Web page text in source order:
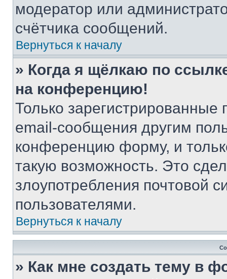
модератор или
счётчика сообщений.
Вернуться к началу
» Когда я щёлкаю по
на конференцию!
Только зарегистрированные
email-сообщения другим
конференцию форму, и
такую возможность. Это
злоупотребления почтовой
пользователями.
Вернуться к началу
» Как мне создать тему в